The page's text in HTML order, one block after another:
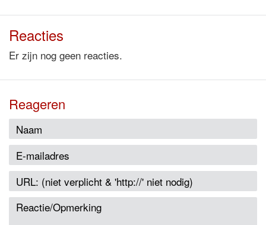
Reacties
Er zijn nog geen reacties.
Reageren